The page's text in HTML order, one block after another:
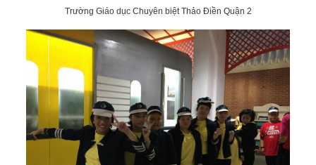
Trường Giáo dục Chuyên biệt Thảo Điền Quận 2